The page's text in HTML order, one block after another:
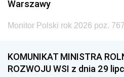
Warszawy
Monitor Polski rok 2026 poz. 767
KOMUNIKAT MINISTRA
ROZWOJU WSI z dnia 29